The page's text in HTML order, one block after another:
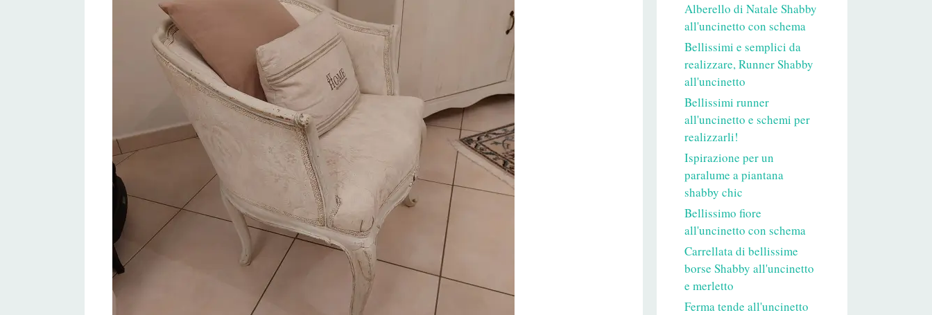
Alberello di Natale Shabby
all'uncinetto con schema
Bellissimi e semplici da
realizzare, Runner Shabby
all'uncinetto
Bellissimi runner
all'uncinetto e schemi per
realizzarli!
Ispirazione per un
paralume a piantana
shabby chic
Bellissimo fiore
all'uncinetto con schema
Carrellata di bellissime
borse Shabby all'uncinetto
e merletto
Ferma tende all'uncinetto